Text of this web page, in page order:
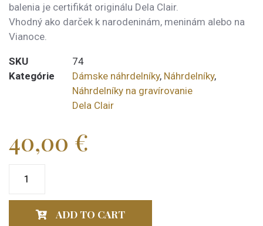
balenia je certifikát originálu Dela Clair.
Vhodný ako darček k narodeninám, meninám alebo na
Vianoce.
SKU
74
Kategórie
Dámske náhrdelníky, Náhrdelníky,
Náhrdelníky na gravírovanie
Dela Clair
40,00 €
ADD TO CART